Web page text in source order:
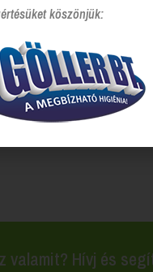
címkével rendelkező termékek
valamit? Hívj és
köszönjük: